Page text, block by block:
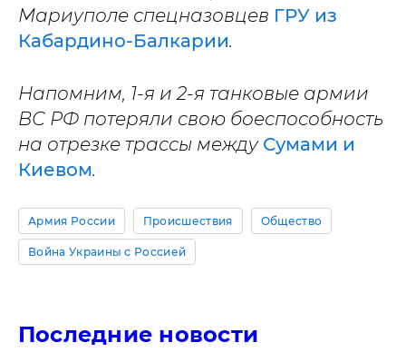
Мариуполе спецназовцев ГРУ из
Кабардино-Балкарии.
Напомним, 1-я и 2-я танковые армии
ВС РФ потеряли свою боеспособность
на отрезке трассы между Сумами и
Киевом.
Армия России Происшествия Общество
Война Украины с Россией
Последние новости